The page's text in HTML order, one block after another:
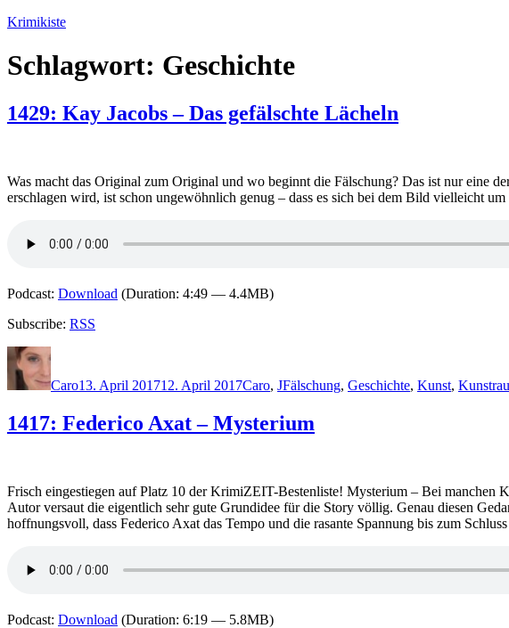
Zum
springen
Krimikiste
Schlagwort: Geschichte
1429: Kay Jacobs – Das gefälschte Lächeln
Was macht das Original zum Original und wo beginnt die Fälschung? Das ist nur eine
erschlagen wird, ist schon ungewöhnlich genug – dass es sich bei dem Bild vielleicht
Podcast: Download (Duration: 4:49 — 4.4MB)
Subscribe: RSS
Autor
Caro13. April 201712. April 2017Caro, JFälschung, Geschichte, Kunst,
1417: Federico Axat – Mysterium
Frisch eingestiegen auf Platz 10 der KrimiZEIT-Bestenliste! Mysterium – Bei
Autor versaut die eigentlich sehr gute Grundidee für die Story völlig. Genau diesen
hoffnungsvoll, dass Federico Axat das Tempo und die rasante Spannung bis zum
Podcast: Download (Duration: 6:19 — 5.8MB)